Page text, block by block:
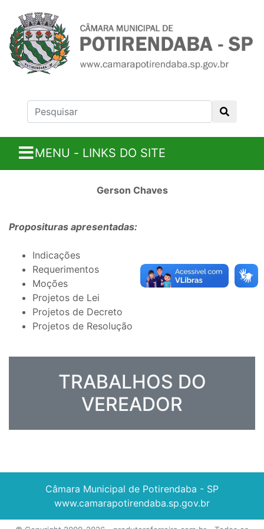
MENU - LINKS DO SITE
Gerson Chaves
Proposituras apresentadas:
Indicações
Requerimentos
Moções
Projetos de Lei
Projetos de Decreto
Projetos de Resolução
TRABALHOS DO
VEREADOR
Câmara Municipal de Potirendaba - SP
www.camarapotirendaba.sp.gov.br